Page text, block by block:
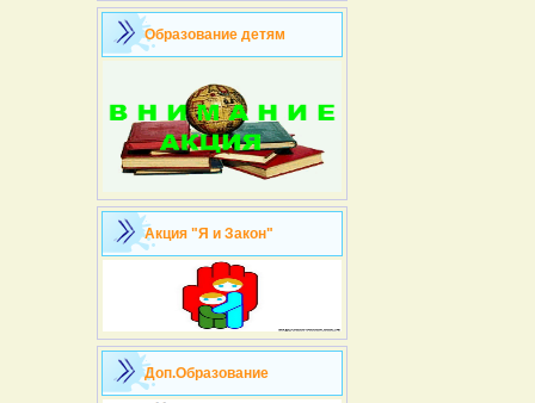
Образование детям
Акция "Я и Закон"
Доп.Образование